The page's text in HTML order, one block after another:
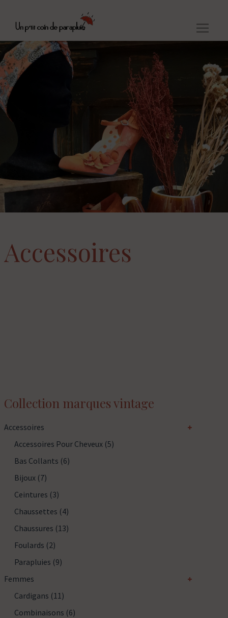
Accessoires
Collection marques vintage
Accessoires
Accessoires Pour Cheveux (5)
Bas Collants (6)
Bijoux (7)
Ceintures (3)
Chaussettes (4)
Chaussures (13)
Foulards (2)
Parapluies (9)
Femmes
Cardigans (11)
Combinaisons (6)